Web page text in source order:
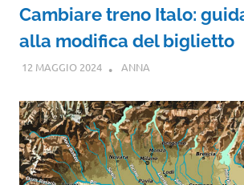
Cambiare treno Italo:
alla modifica del biglietto
12 MAGGIO 2024 ANNA